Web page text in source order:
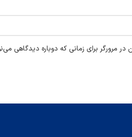
مرورگر برای زمانی که دوباره دیدگاهی